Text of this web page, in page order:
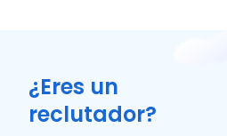
¿Eres un
reclutador?